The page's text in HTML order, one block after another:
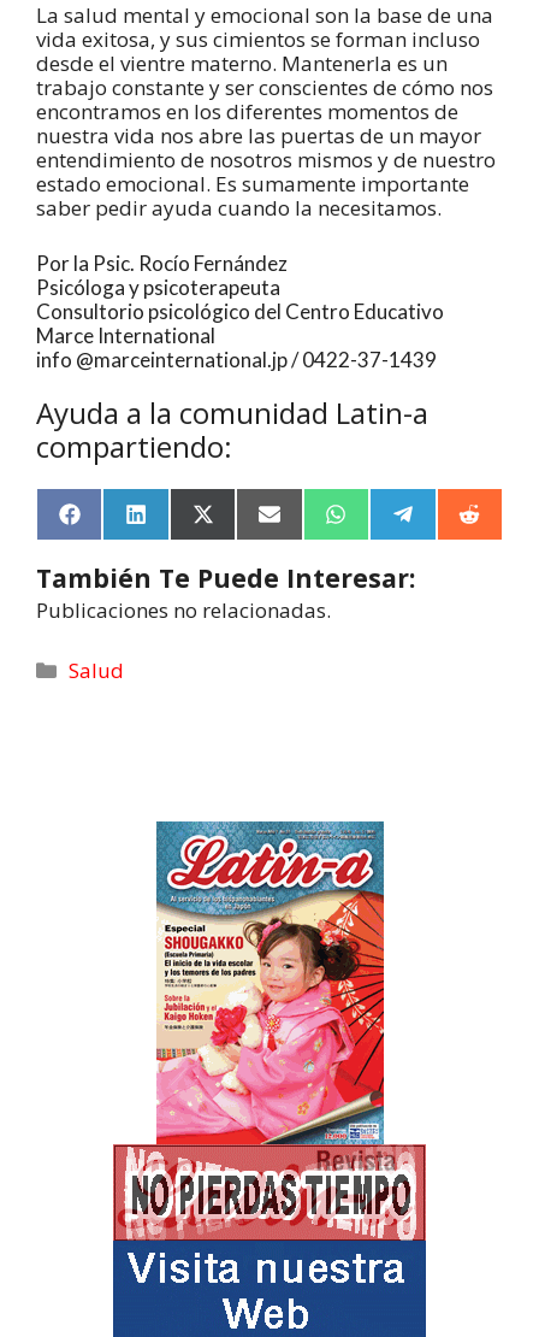
La salud mental y emocional son la base de una
vida exitosa, y sus cimientos se forman incluso
desde el vientre materno. Mantenerla es un
trabajo constante y ser conscientes de cómo nos
encontramos en los diferentes momentos de
nuestra vida nos abre las puertas de un mayor
entendimiento de nosotros mismos y de nuestro
estado emocional. Es sumamente importante
saber pedir ayuda cuando la necesitamos.
Por la Psic. Rocío Fernández
Psicóloga y psicoterapeuta
Consultorio psicológico del Centro Educativo
Marce International
info @marceinternational.jp / 0422-37-1439
Ayuda a la comunidad Latin-a
compartiendo:
F
a
e
b
o
k
L
i
k
e
d
X
(
w
i
t
E
m
a
l
W
h
t
e
e
R
e
También Te Puede Interesar:
Publicaciones no relacionadas.
Salud